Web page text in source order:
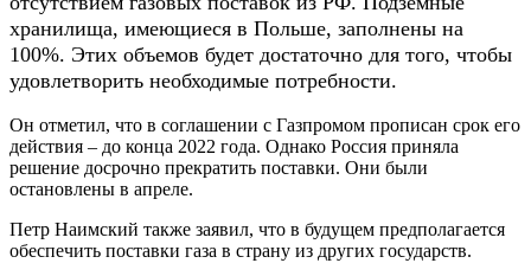
хранилища, имеющиеся в Польше, заполнены на
100%. Этих объемов будет достаточно для того, чтобы
удовлетворить необходимые потребности.
Он отметил, что в соглашении с Газпромом прописан срок его
действия – до конца 2022 года. Однако Россия приняла
решение досрочно прекратить поставки. Они были
остановлены в апреле.
Петр Наимский также заявил, что в будущем предполагается
обеспечить поставки газа в страну из других государств.